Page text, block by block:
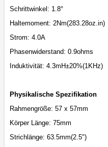
Schrittwinkel: 1.8°
Haltemoment: 2Nm(283.28oz.in)
Strom: 4.0A
Phasenwiderstand: 0.9ohms
Induktivität: 4.3mH±20%(1KHz)
Physikalische Spezifikation
Rahmengröße: 57 x 57mm
Körper Länge: 75mm
Strichlänge: 63.5mm(2.5")